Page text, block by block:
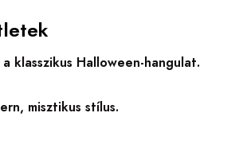
a klasszikus Halloween-hangulat.
misztikus stílus.